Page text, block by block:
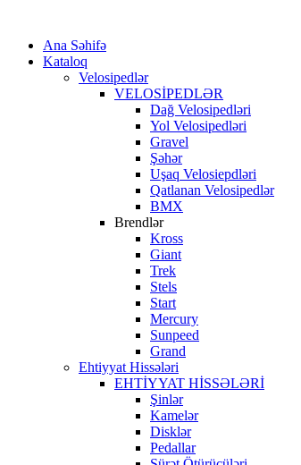
Ana Səhifə
Kataloq
Velosipedlər
VELOSİPEDLƏR
Dağ Velosipedləri
Yol Velosipedləri
Gravel
Şəhər
Uşaq Velosiepdləri
Qatlanan Velosipedlər
BMX
Brendlər
Kross
Giant
Trek
Stels
Start
Mercury
Sunpeed
Grand
Ehtiyyat Hissələri
EHTİYYAT HİSSƏLƏRİ
Şinlər
Kamelər
Disklər
Pedallar